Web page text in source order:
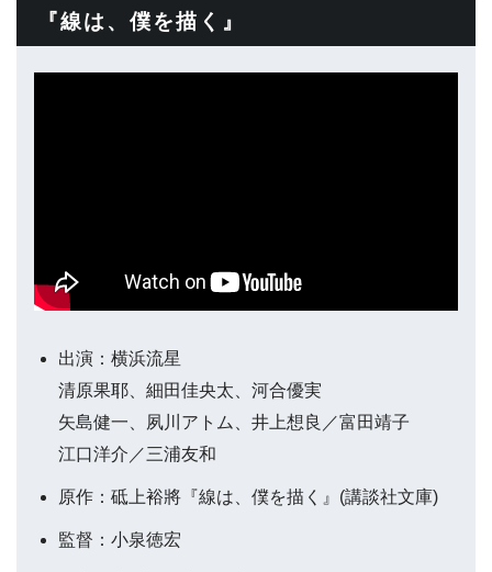
『線は、僕を描く』
出演：横浜流星
清原果耶、細田佳央太、河合優実
矢島健一、夙川アトム、井上想良／富田靖子
江口洋介／三浦友和
原作：砥上裕將『線は、僕を描く』(講談社文庫)
監督：小泉徳宏